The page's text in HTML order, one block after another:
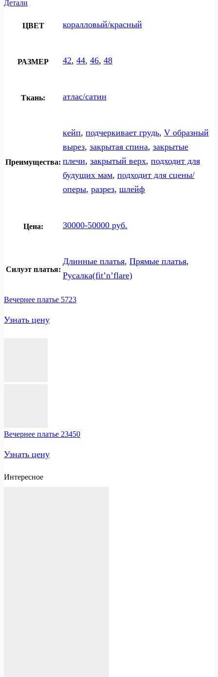
Детали
ЦВЕТ коралловый/красный
РАЗМЕР 42, 44, 46, 48
Ткань: атлас/сатин
Преимущества:
кейп, подчеркивает грудь, V образный
вырез, закрытая спина, закрытые
плечи, закрытый верх, подходит для
будущих мам, подходит для сцены/
оперы, разрез, шлейф
Цена: 30000-50000 руб.
Силуэт платья:
Длинные платья, Прямые платья,
Русалка(fit’n’flare)
Вечернее платье 5723
Узнать цену
Вечернее платье 23450
Узнать цену
Интересное